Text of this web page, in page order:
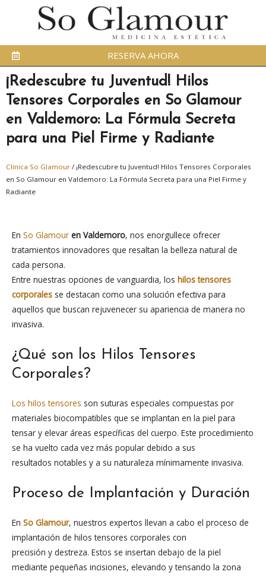
RESERVA AHORA
¡Redescubre tu Juventud! Hilos
Tensores Corporales en So Glamour
en Valdemoro: La Fórmula Secreta
para una Piel Firme y Radiante
Clínica So Glamour / ¡Redescubre tu Juventud! Hilos Tensores Corporales
en So Glamour en Valdemoro: La Fórmula Secreta para una Piel Firme y
Radiante
En So Glamour en Valdemoro, nos enorgullece ofrecer
tratamientos innovadores que resaltan la belleza natural de
cada persona.
Entre nuestras opciones de vanguardia, los hilos tensores
corporales se destacan como una solución efectiva para
aquellos que buscan rejuvenecer su apariencia de manera no
invasiva.
¿Qué son los Hilos Tensores
Corporales?
Los hilos tensores son suturas especiales compuestas por
materiales biocompatibles que se implantan en la piel para
tensar y elevar áreas específicas del cuerpo. Este procedimiento
se ha vuelto cada vez más popular debido a sus
resultados notables y a su naturaleza mínimamente invasiva.
Proceso de Implantación y Duración
En So Glamour, nuestros expertos llevan a cabo el proceso de
implantación de hilos tensores corporales con
precisión y destreza. Estos se insertan debajo de la piel
mediante pequeñas incisiones, elevando y tensando la zona